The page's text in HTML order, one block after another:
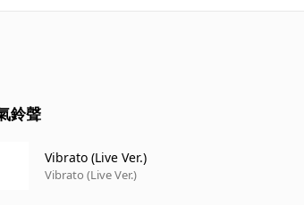
鈴聲
Vibrato (Live Ver.)
Vibrato (Live Ver.)